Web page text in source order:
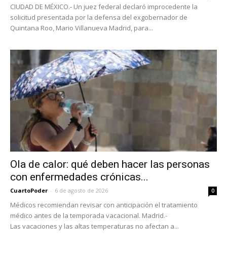
CIUDAD DE MÉXICO.- Un juez federal declaró improcedente la
solicitud presentada por la defensa del exgobernador de
Quintana Roo, Mario Villanueva Madrid, para...
Ola de calor: qué deben hacer las personas
con enfermedades crónicas...
CuartoPoder - 6 de agosto de 2026 0
Médicos recomiendan revisar con anticipación el tratamiento
médico antes de la temporada vacacional. Madrid.-
Las vacaciones y las altas temperaturas no afectan a...